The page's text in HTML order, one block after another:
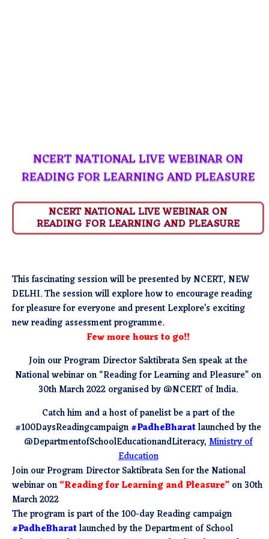
NCERT NATIONAL LIVE WEBINAR ON
READING FOR LEARNING AND PLEASURE
NCERT NATIONAL LIVE WEBINAR ON
READING FOR LEARNING AND PLEASURE
This fascinating session will be presented by NCERT, NEW
DELHI. The session will explore how to encourage reading
for pleasure for everyone and present Lexplore’s exciting
new reading assessment programme.
Few more hours to go!!
Join our Program Director Saktibrata Sen speak at the
National webinar on “Reading for Learning and Pleasure” on
30th March 2022 organised by @NCERT of India.
Catch him and a host of panelist be a part of the
#100DaysReadingcampaign#PadheBharatlaunched by the
@DepartmentofSchoolEducationandLiteracy,Ministry of
Education
Join our Program Director Saktibrata Sen for the National
webinar on“Reading for Learning and Pleasure”on 30th
March 2022
The program is part of the 100-day Reading campaign
#PadheBharatlaunched by the Department of School